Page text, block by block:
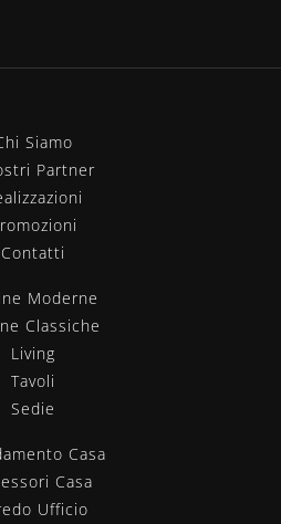
Siamo
Partner
Contatti
Moderne
Classiche
Living
Tavoli
Sedie
Casa
Casa
Ufficio